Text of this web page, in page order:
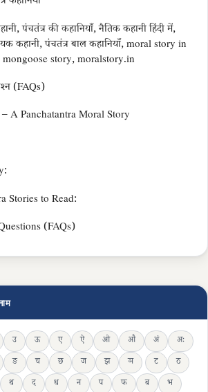
पंचतंत्र की कहानियाँ, नैतिक कहानी हिंदी में,
कहानी, पंचतंत्र बाल कहानियाँ, moral story in
story, moralstory.in
(FAQs)
A Panchatantra Moral Story
Stories to Read:
(FAQs)
उ ऊ ए ऐ ओ औ अं
अः
ङ च छ ज झ ञ ट
ठ
थ द ध न प फ ब
भ